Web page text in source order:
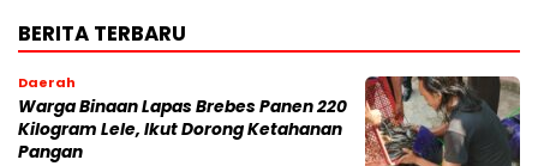
BERITA TERBARU
Daerah
Warga Binaan Lapas Brebes Panen 220
Kilogram Lele, Ikut Dorong Ketahanan
Pangan